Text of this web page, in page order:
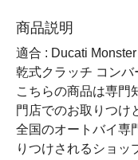
商品説明
適合 : Ducati
乾式クラッチ コンバ
こちらの商品は専門
門店でのお取りつけ
全国のオートバイ専
りつけされるショッ